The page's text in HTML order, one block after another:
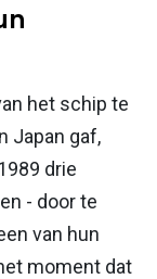
het schip te
Japan gaf,
drie
- door te
van hun
moment dat